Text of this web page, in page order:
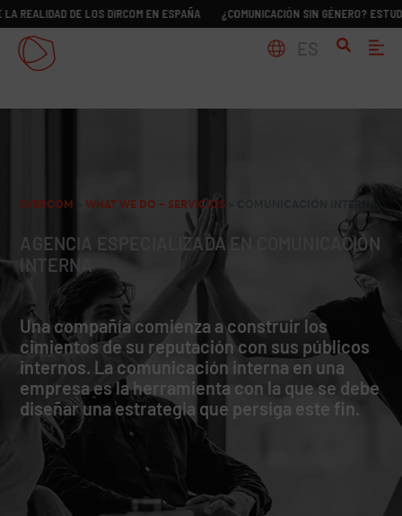
DE LOS DIRCOM EN ESPAÑA ¿COMUNICACIÓN SIN GÉNERO? ESTUDIO
EVERCOM WHAT WE DO – SERVICIOS COMUNICACIÓN INTERNA
AGENCIA ESPECIALIZADA EN COMUNICACIÓN
INTERNA
Una compañía comienza a construir los
cimientos de su reputación con sus públicos
internos. La comunicación interna en una
empresa es la herramienta con la que se debe
diseñar una estrategia que persiga este fin.